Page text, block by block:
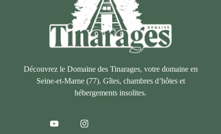
Découvrez le Domaine des Tinarages, votre domaine en
Seine-et-Marne (77). Gîtes, chambres d’hôtes et
hébergements insolites.